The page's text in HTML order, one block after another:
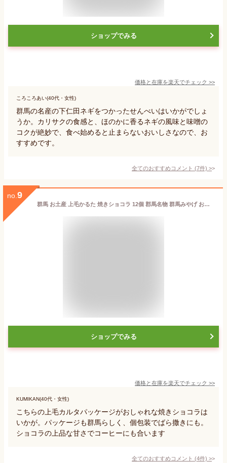
ショップでみる
価格と在庫を楽天でチェック >>
ころころあい(40代・女性)
群馬の名産の下仁田ネギをつかったせんべいはいかがでしょ
うか。カリサクの食感と、ほのかに香るネギの風味と味噌の
コクが絶妙で、食べ始めると止まらないおいしさなので、お
すすめです。
全てのおすすめコメント (7件) >
no. 9
群馬 お土産 上毛かるた 焼きショコラ 12個 郡馬名物 群馬みやげ おみやげ 上毛カルタ つるまい本舗
ショップでみる
価格と在庫を楽天でチェック >>
KUMIKAN(40代・女性)
こちらの上毛カルタパッケージがおしゃれな焼きショコラは
いかが。パッケージも群馬らしく、個包装でばら撒きにも。
ショコラの上品な甘さでコーヒーにも合います
全てのおすすめコメント (4件) >